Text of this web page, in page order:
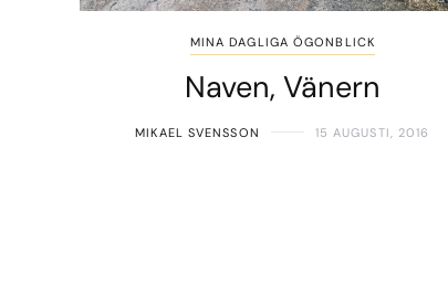
MINA DAGLIGA ÖGONBLICK
Naven, Vänern
MIKAEL SVENSSON 15 AUGUSTI, 2016